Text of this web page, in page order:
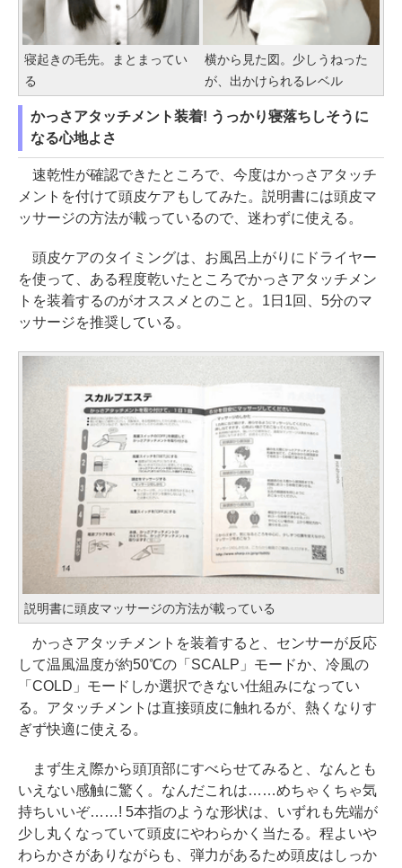
寝起きの毛先。まとまってい
る
横から見た図。少しうねった
が、出かけられるレベル
かっさアタッチメント装着! うっかり寝落ちしそうに
なる心地よさ
速乾性が確認できたところで、今度はかっさアタッチ
メントを付けて頭皮ケアもしてみた。説明書には頭皮マ
ッサージの方法が載っているので、迷わずに使える。
頭皮ケアのタイミングは、お風呂上がりにドライヤー
を使って、ある程度乾いたところでかっさアタッチメン
トを装着するのがオススメとのこと。1日1回、5分のマ
ッサージを推奨している。
説明書に頭皮マッサージの方法が載っている
かっさアタッチメントを装着すると、センサーが反応
して温風温度が約50℃の「SCALP」モードか、冷風の
「COLD」モードしか選択できない仕組みになってい
る。アタッチメントは直接頭皮に触れるが、熱くなりす
ぎず快適に使える。
まず生え際から頭頂部にすべらせてみると、なんとも
いえない感触に驚く。なんだこれは……めちゃくちゃ気
持ちいいぞ……! 5本指のような形状は、いずれも先端が
少し丸くなっていて頭皮にやわらかく当たる。程よいや
わらかさがありながらも、弾力があるため頭皮はしっか